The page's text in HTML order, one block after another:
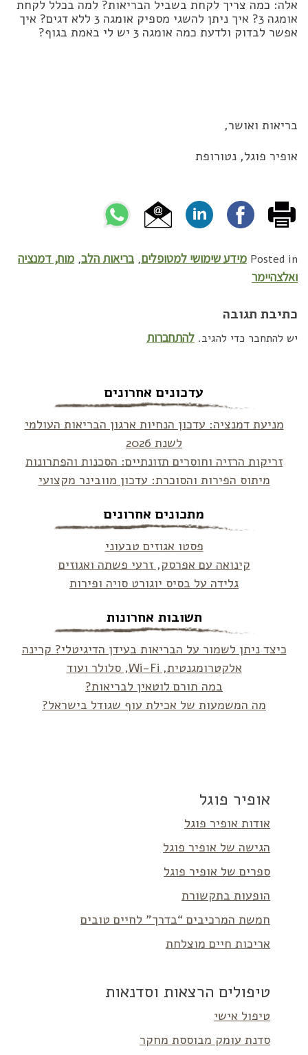
אלה: כמה צריך לקחת בשביל הבריאות? למה בכלל לקחת
אומגה 3? איך ניתן להשגי מספיק אומגה 3 ללא דגים? איך
אפשר לבדוק ולדעת כמה אומגה 3 יש לי באמת בגוף?
בריאות ואושר,
אופיר פוגל, נטורופת
Posted in מידע שימושי למטופלים,בריאות הלב, מוח, דמנציה
ואלצהיימר
כתיבת תגובה
יש להתחבר כדי להגיב. להתחברות
עדכונים אחרונים
מניעת דמנציה: עדכון הנחיות ארגון הבריאות העולמי
לשנת 2026
זריקות הרזיה וחוסרים תזונתיים: הסכנות והפתרונות
מיתוס הפירות והסוכרת: עדכון מוובינר מקצועי
מתכונים אחרונים
פסטו אגוזים טבעוני
קינואה עם אפרסק, זרעי פשתה ואגוזים
גלידה על בסיס יוגורט סויה ופירות
תשובות אחרונות
כיצד ניתן לשמור על הבריאות בעידן הדיגיטלי? קרינה
אלקטרומגנטית, Wi-Fi, סלולר ועוד
במה תורם לוטאין לבריאות?
מה המשמעות של אכילת עוף שגודל בישראל?
אופיר פוגל
אודות אופיר פוגל
הגישה של אופיר פוגל
ספרים של אופיר פוגל
הופעות בתקשורת
חמשת המרכיבים “בדרך” לחיים טובים
אריכות חיים מוצלחת
טיפולים הרצאות וסדנאות
טיפול אישי
סדנת עומק מבוססת מחקר